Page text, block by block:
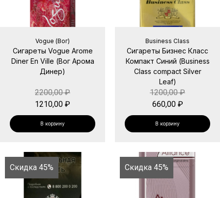
Vogue (Вог)
Сигареты Vogue Arome
Diner En Ville (Вог Арома
Динер)
2200,00₽
1210,00 ₽
В корзину
Business Class
Сигареты Бизнес Класс
Компакт Синий (Business
Class compact Silver
Leaf)
1200,00₽
660,00 ₽
В корзину
Скидка 45% Скидка 45%